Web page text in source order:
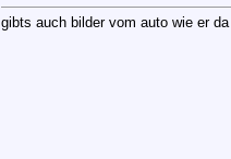
gibts auch bilder vom auto wie er